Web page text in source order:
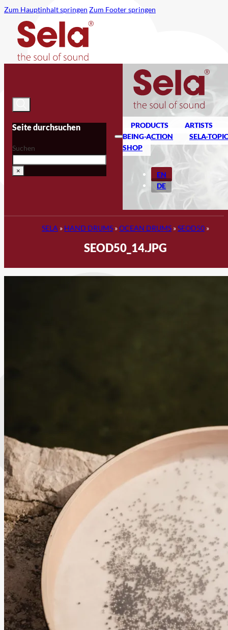
Zum Hauptinhalt springen Zum Footer springen
Seite durchsuchen
Suchen
×
PRODUCTS
ARTISTS
BEING-ACTION
SELA-
SHOP
EN
DE
SELA » HAND DRUMS »OCEAN DRUMS »SEOD50 »
SEOD50_14.JPG